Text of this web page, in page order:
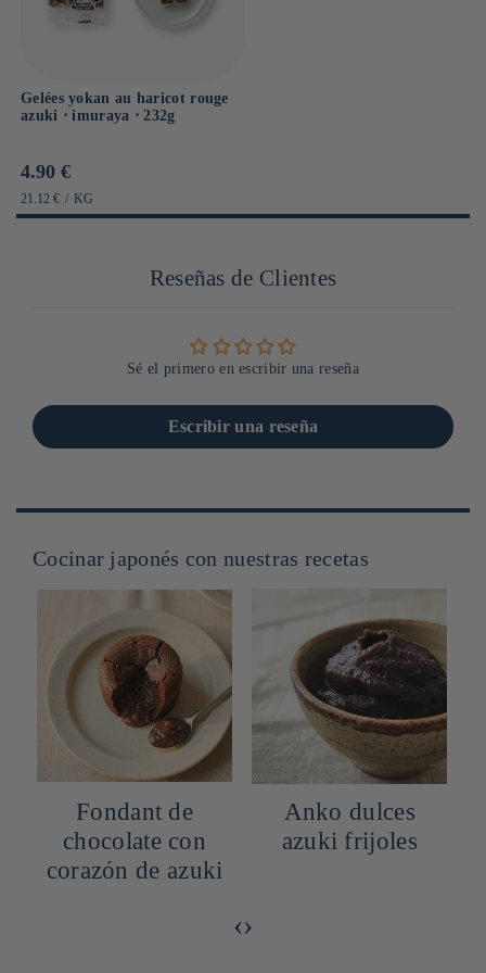
Gelées yokan au haricot rouge
azuki ⋅ imuraya ⋅ 232g
Prix
habituel
4.90 €
PRIX
UNITAIRE
21.12 € / PAR
KG
Reseñas de Clientes
Sé el primero en escribir una reseña
Escribir una reseña
Cocinar japonés con nuestras recetas
Fondant de
chocolate con
corazón de azuki
Anko dulces
azuki frijoles
‹›